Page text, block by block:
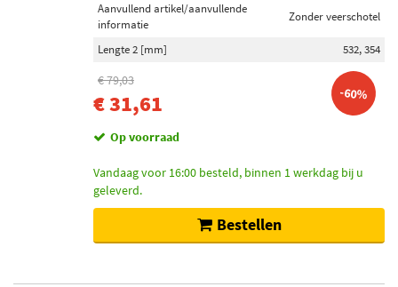
Aanvullend artikel/aanvullende
informatie
Zonder veerschotel
Lengte 2 [mm] 532, 354
€ 79,03
€ 31,61 -60%
Op voorraad
Vandaag voor 16:00 besteld, binnen 1 werkdag bij u
geleverd.
Bestellen